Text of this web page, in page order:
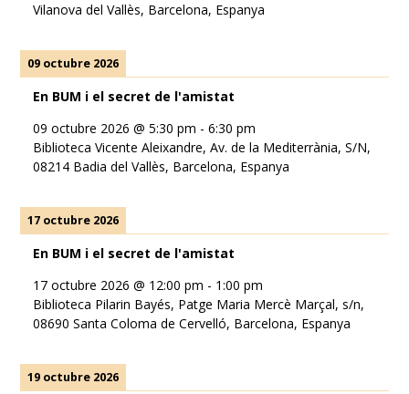
Vilanova del Vallès, Barcelona, Espanya
09 octubre 2026
En BUM i el secret de l'amistat
09 octubre 2026 @5:30 pm -6:30 pm
Biblioteca Vicente Aleixandre, Av. de la Mediterrània, S/N,
08214 Badia del Vallès, Barcelona, Espanya
17 octubre 2026
En BUM i el secret de l'amistat
17 octubre 2026 @ 12:00 pm - 1:00 pm
Biblioteca Pilarin Bayés, Patge Maria Mercè Marçal, s/n,
08690 Santa Coloma de Cervelló, Barcelona, Espanya
19 octubre 2026